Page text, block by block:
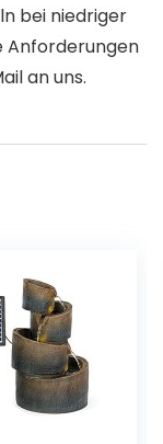
bei niedriger
Anforderungen
an uns.